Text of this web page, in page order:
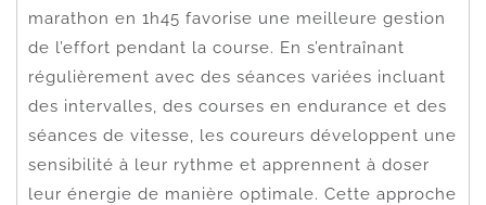
marathon en 1h45 favorise une meilleure gestion
de l’effort pendant la course. En s’entraînant
régulièrement avec des séances variées incluant
des intervalles, des courses en endurance et des
séances de vitesse, les coureurs développent une
sensibilité à leur rythme et apprennent à doser
leur énergie de manière optimale. Cette approche